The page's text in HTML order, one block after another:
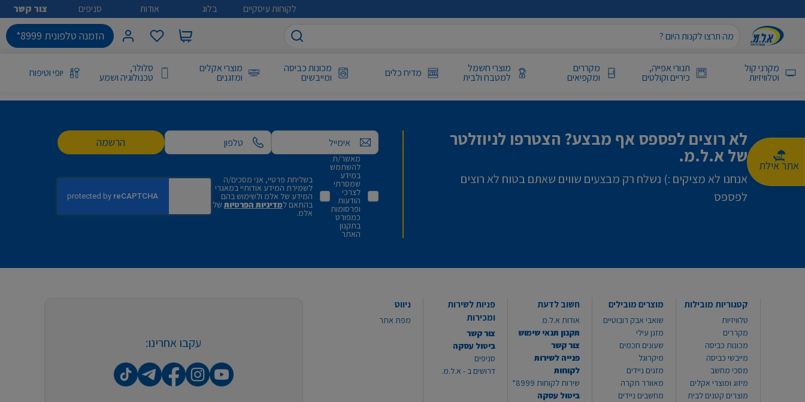
אתר אילת
לקוחות עיסקיים בלוג אודות סניפים צור קשר
הזמנה טלפונית 8999*
מקרני קול
וטלוויזיות
תנורי אפייה,
כיריים וקולטים
מקררים
ומקפיאים
מוצרי חשמל
למטבח ולבית מדיח כלים מכונות כביסה
ומייבשים
מוצרי אקלים
ומזגנים
סלולר,
טכנולוגיה ושמע יופי וטיפוח
לא רוצים לפספס אף מבצע? הצטרפו לניוזלטר
של א.ל.מ.
אנחנו לא מציקים :) נשלח רק מבצעים שווים שאתם בטוח לא רוצים
לפספס
אימייל הרשמה
מאשר/ת
להשתמש
במידע
שמסרתי
לצרכי
הודעות
ופרסומות
כמפורט
בתקנון
האתר
בשליחת פרטיי, אני מסכים/ה
לשמירת המידע אודותיי במאגרי
המידע של אלמ ולשימוש בהם
בהתאם למדיניות הפרטיות של
אלמ.
קטגוריות מובילות
טלוויזיות
מקררים
מכונות כביסה
מייבשי כביסה
מסכי מחשב
מיזוג ומוצרי אקלים
מוצרים קטנים לבית
מוצרים מובילים
שואבי אבק רובוטיים
מזגן עילי
שעונים חכמים
מיקרוגל
מזגים ניידים
מאוורר תקרה
מחשבים ניידים
חשוב לדעת
אודות א.ל.מ
תקנון תנאי שימוש
צור קשר
פנייה לשירות
לקוחות
שירות לקוחות 8999*
ביטול עסקה
פניות לשירות
ומכירות
צור קשר
ביטול עסקה
סניפים
דרושים ב - א.ל.מ.
ניווט
מפת אתר
עקבו אחרינו: